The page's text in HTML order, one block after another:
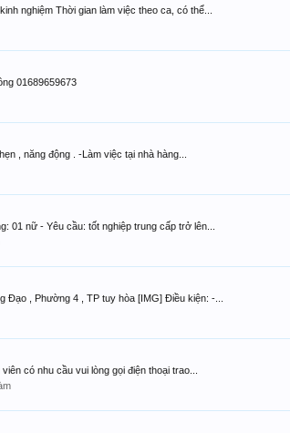
nghiệm Thời gian làm việc theo ca, có thể...
01689659673
, năng động . -Làm việc tại nhà hàng...
01 nữ - Yêu cầu: tốt nghiệp trung cấp trở lên...
Đạo , Phường 4 , TP tuy hòa [IMG] Điều kiện: -...
có nhu cầu vui lòng gọi điện thoại trao...